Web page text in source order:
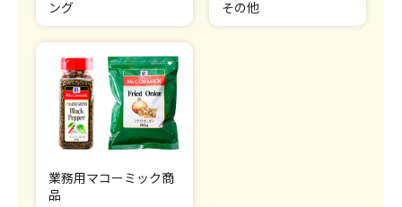
ング
その他
業務用マコーミック商
品